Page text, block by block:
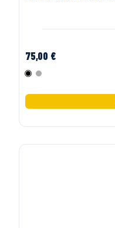
75,00 €
NoirGris